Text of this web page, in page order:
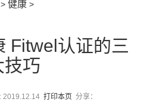
> 健康 >
Fitwel认证的三
技巧
2019.12.14 打印本页 分享：